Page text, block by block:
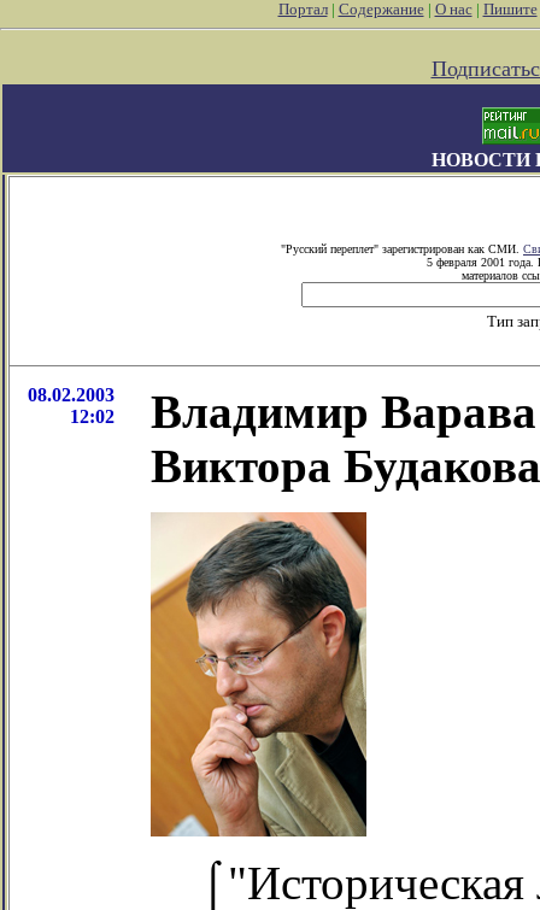
Портал| Содержание| О нас| Пишите
НОВОСТИ
"Русский переплет" зарегистрирован как СМИ.
5 февраля 2001 года.
материалов
Тип
08.02.2003
12:02
Владимир
Виктора